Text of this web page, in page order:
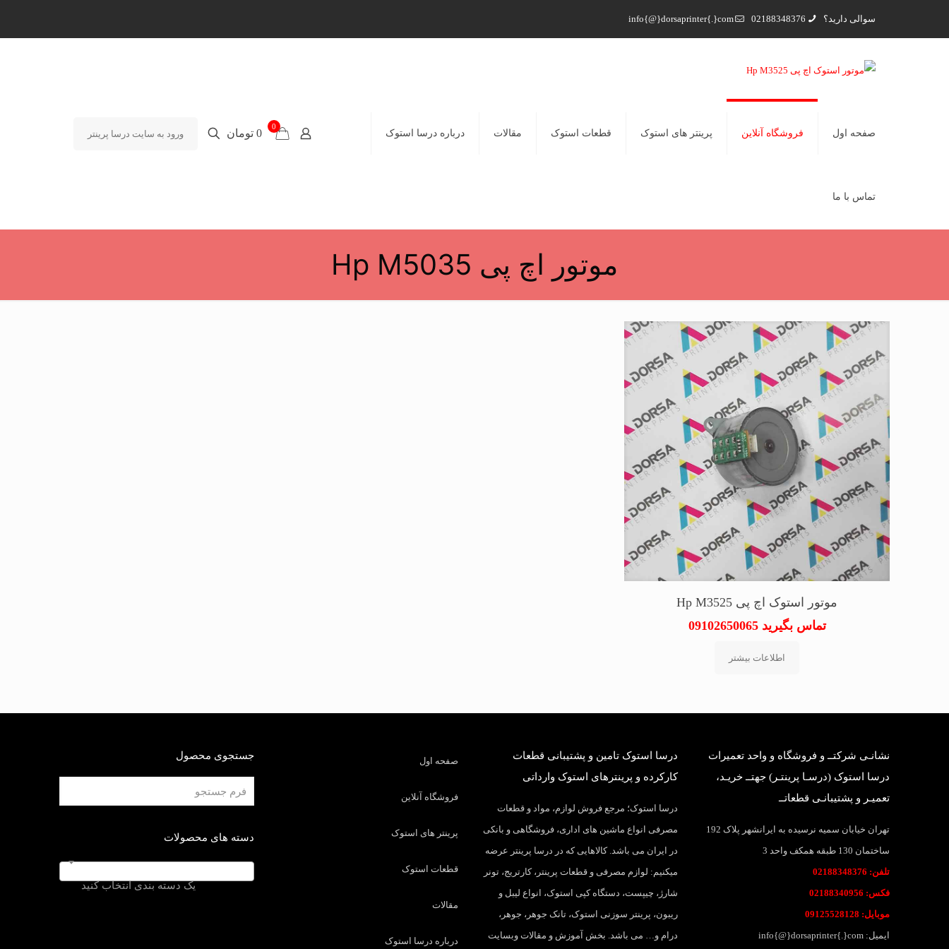
سوالی دارید؟ 02188348376
info{@}dorsaprinter{.}com
صفحه اول فروشگاه آنلاین پرینتر های استوک قطعات استوک مقالات درباره درسا استوک
تماس با ما
0
0 تومان ورود به سایت درسا پرینتر
موتور اچ پی Hp M5035
موتور استوک اچ پی Hp M3525
تماس بگیرید 09102650065
اطلاعات بیشتر
نشانـی شرکتــ و فروشگاه و واحد تعمیرات
درسا استوک (درسـا پرینتـر) جهتــ خریـد،
تعمیـر و پشتیبانـی قطعاتــ
تهران خیابان سمیه نرسیده به ایرانشهر پلاک 192
ساختمان 130 طبقه همکف واحد 3
تلفن: 02188348376
فکس: 02188340956
موبایل: 09125528128
ایمیل: info{@}dorsaprinter{.}com
درسا استوک تامین و پشتیبانی قطعات
کارکرده و پرینترهای استوک وارداتی
درسا استوک؛ مرجع فروش لوازم، مواد و قطعات
مصرفی انواع ماشین های اداری، فروشگاهی و بانکی
در ایران می باشد. کالاهایی که در درسا پرینتر عرضه
میکنیم: لوازم مصرفی و قطعات پرینتر، کارتریج، تونر
شارژ، چیپست، دستگاه کپی استوک، انواع لیبل و
ریبون، پرینتر سوزنی استوک، تانک جوهر، جوهر،
درام و… می باشد. بخش آموزش و مقالات وبسایت
صفحه اول
فروشگاه آنلاین
پرینتر های استوک
قطعات استوک
مقالات
درباره درسا استوک
جستجوی محصول
دسته های محصولات
یک دسته بندی انتخاب کنید